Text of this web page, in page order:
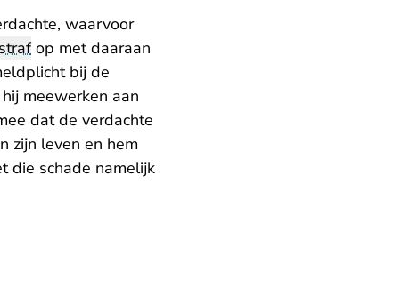
waarvoor
op met daaraan
bij de
meewerken aan
dat de verdachte
zijn leven en hem
die schade namelijk